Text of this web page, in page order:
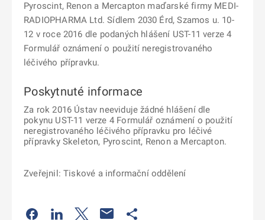
Pyroscint, Renon a Mercapton maďarské firmy MEDI-
RADIOPHARMA Ltd. Sídlem 2030 Érd, Szamos u. 10-
12 v roce 2016 dle podaných hlášení UST-11 verze 4
Formulář oznámení o použití neregistrovaného
léčivého přípravku.
Poskytnuté informace
Za rok 2016 Ústav neeviduje žádné hlášení dle
pokynu UST-11 verze 4 Formulář oznámení o použití
neregistrovaného léčivého přípravku pro léčivé
přípravky Skeleton, Pyroscint, Renon a Mercapton.
Zveřejnil: Tiskové a informační oddělení
Odkaz se otevře na nové kartě
Odkaz se otevře na nové kartě
Odkaz se otevře na nové kartě